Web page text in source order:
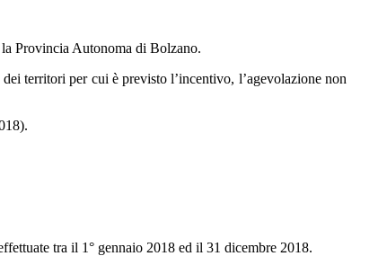
Provincia Autonoma di Bolzano.
territori per cui è previsto l’incentivo, l’agevolazione non
tra il 1° gennaio 2018 ed il 31 dicembre 2018.